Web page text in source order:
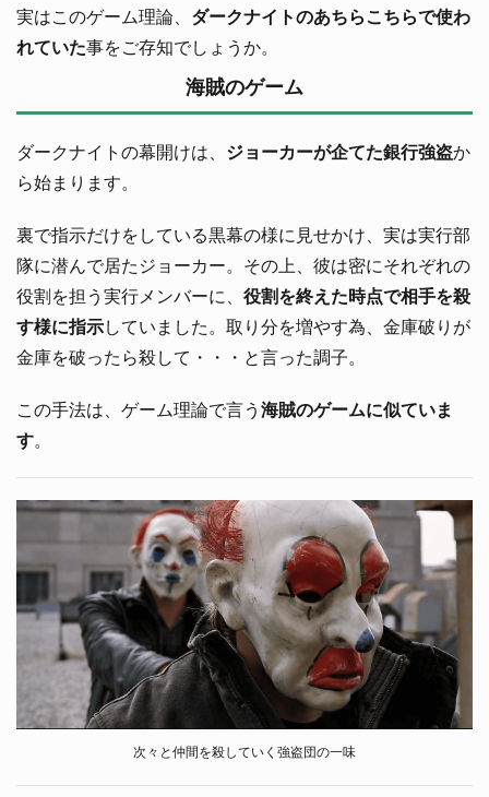
実はこのゲーム理論、 ダークナイトのあちらこちらで使わ
れていた事をご存知でしょうか。
海賊のゲーム
ダークナイトの幕開けは、 ジョーカーが企てた銀行強盗か
ら始まります。
裏で指示だけをしている黒幕の様に見せかけ、実は実行部
隊に潜んで居たジョーカー。その上、彼は密にそれぞれの
役割を担う実行メンバーに、 役割を終えた時点で相手を殺
す様に指示していました。取り分を増やす為、金庫破りが
金庫を破ったら殺して・・・と言った調子。
この手法は、ゲーム理論で言う 海賊のゲームに似ていま
す。
次々と仲間を殺していく強盗団の一味